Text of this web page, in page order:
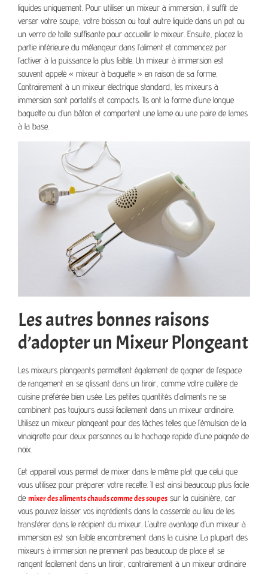
liquides uniquement. Pour utiliser un mixeur à immersion, il suffit de
verser votre soupe, votre boisson ou tout autre liquide dans un pot ou
un verre de taille suffisante pour accueillir le mixeur. Ensuite, placez la
partie inférieure du mélangeur dans l’aliment et commencez par
l’activer à la puissance la plus faible. Un mixeur à immersion est
souvent appelé « mixeur à baguette » en raison de sa forme.
Contrairement à un mixeur électrique standard, les mixeurs à
immersion sont portatifs et compacts. Ils ont la forme d’une longue
baguette ou d’un bâton et comportent une lame ou une paire de lames
à la base.
Les autres bonnes raisons
d’adopter un Mixeur Plongeant
Les mixeurs plongeants permettent également de gagner de l’espace
de rangement en se glissant dans un tiroir, comme votre cuillère de
cuisine préférée bien usée. Les petites quantités d’aliments ne se
combinent pas toujours aussi facilement dans un mixeur ordinaire.
Utilisez un mixeur plongeant pour des tâches telles que l’émulsion de la
vinaigrette pour deux personnes ou le hachage rapide d’une poignée de
noix.
Cet appareil vous permet de mixer dans le même plat que celui que
vous utilisez pour préparer votre recette. Il est ainsi beaucoup plus facile
de mixer des aliments chauds comme des soupes sur la cuisinière, car
vous pouvez laisser vos ingrédients dans la casserole au lieu de les
transférer dans le récipient du mixeur. L’autre avantage d’un mixeur à
immersion est son faible encombrement dans la cuisine. La plupart des
mixeurs à immersion ne prennent pas beaucoup de place et se
rangent facilement dans un tiroir, contrairement à un mixeur ordinaire